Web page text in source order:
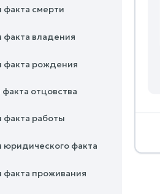
факта смерти
факта владения
факта рождения
отцовства
факта работы
юридического факта
факта проживания